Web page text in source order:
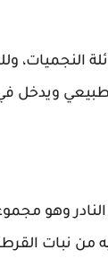
النجميات،
ويدخل في
وهو
من نبات